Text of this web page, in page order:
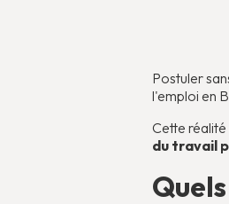
Postuler
l'emploi en
Cette
du travail